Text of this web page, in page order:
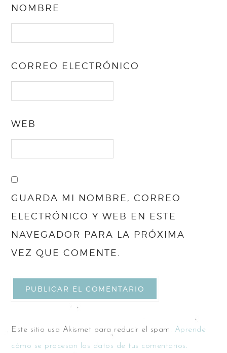
NOMBRE
CORREO ELECTRÓNICO
WEB
GUARDA MI NOMBRE, CORREO
ELECTRÓNICO Y WEB EN ESTE
NAVEGADOR PARA LA PRÓXIMA
VEZ QUE COMENTE.
Este sitio usa Akismet para reducir el spam. Aprende
cómo se procesan los datos de tus comentarios.